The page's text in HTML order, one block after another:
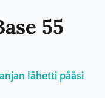
55
lähetti pääsi